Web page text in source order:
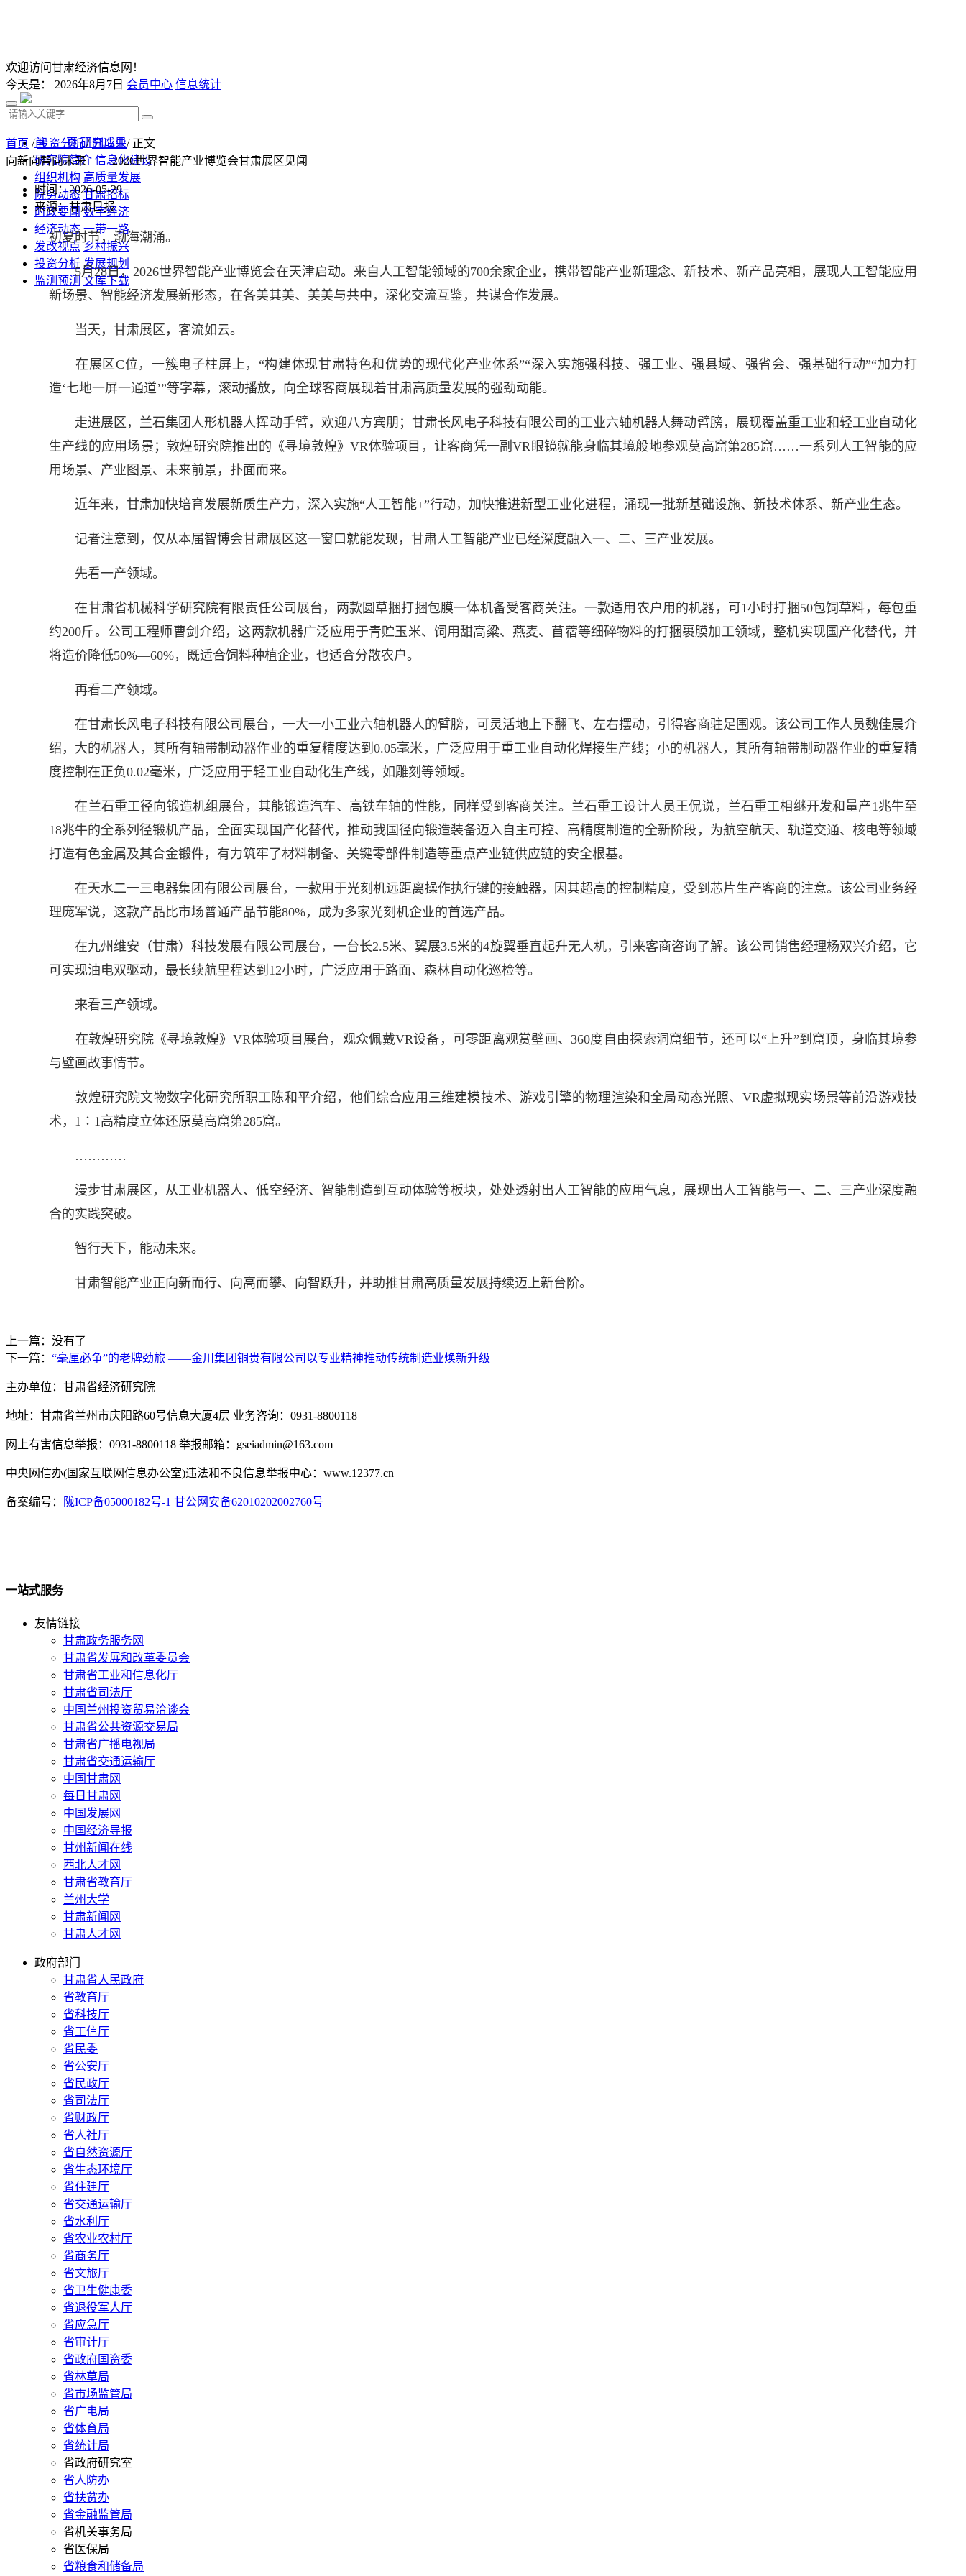
欢迎访问甘肃经济信息网！
今天是： 2026年8月7日 会员中心 信息统计
首 页 研究成果
研究院简介 信息化建设
组织机构 高质量发展
院务动态 甘肃招标
时政要闻 数字经济
经济动态 一带一路
发改视点 乡村振兴
投资分析 发展规划
监测预测 文库下载
首页 /投资分析/制造业/ 正文
向新向智向未来 ——2026世界智能产业博览会甘肃展区见闻
时间：2026-05-29
来源：甘肃日报
初夏时节，渤海潮涌。
5月28日，2026世界智能产业博览会在天津启动。来自人工智能领域的700余家企业，携带智能产业新理念、新技术、新产品亮相，展现人工智能应用
新场景、智能经济发展新形态，在各美其美、美美与共中，深化交流互鉴，共谋合作发展。
当天，甘肃展区，客流如云。
在展区C位，一簇电子柱屏上，“构建体现甘肃特色和优势的现代化产业体系”“深入实施强科技、强工业、强县域、强省会、强基础行动”“加力打
造‘七地一屏一通道’”等字幕，滚动播放，向全球客商展现着甘肃高质量发展的强劲动能。
走进展区，兰石集团人形机器人挥动手臂，欢迎八方宾朋；甘肃长风电子科技有限公司的工业六轴机器人舞动臂膀，展现覆盖重工业和轻工业自动化
生产线的应用场景；敦煌研究院推出的《寻境敦煌》VR体验项目，让客商凭一副VR眼镜就能身临其境般地参观莫高窟第285窟……一系列人工智能的应
用场景、产业图景、未来前景，扑面而来。
近年来，甘肃加快培育发展新质生产力，深入实施“人工智能+”行动，加快推进新型工业化进程，涌现一批新基础设施、新技术体系、新产业生态。
记者注意到，仅从本届智博会甘肃展区这一窗口就能发现，甘肃人工智能产业已经深度融入一、二、三产业发展。
先看一产领域。
在甘肃省机械科学研究院有限责任公司展台，两款圆草捆打捆包膜一体机备受客商关注。一款适用农户用的机器，可1小时打捆50包饲草料，每包重
约200斤。公司工程师曹剑介绍，这两款机器广泛应用于青贮玉米、饲用甜高粱、燕麦、苜蓿等细碎物料的打捆裹膜加工领域，整机实现国产化替代，并
将造价降低50%—60%，既适合饲料种植企业，也适合分散农户。
再看二产领域。
在甘肃长风电子科技有限公司展台，一大一小工业六轴机器人的臂膀，可灵活地上下翻飞、左右摆动，引得客商驻足围观。该公司工作人员魏佳晨介
绍，大的机器人，其所有轴带制动器作业的重复精度达到0.05毫米，广泛应用于重工业自动化焊接生产线；小的机器人，其所有轴带制动器作业的重复精
度控制在正负0.02毫米，广泛应用于轻工业自动化生产线，如雕刻等领域。
在兰石重工径向锻造机组展台，其能锻造汽车、高铁车轴的性能，同样受到客商关注。兰石重工设计人员王侃说，兰石重工相继开发和量产1兆牛至
18兆牛的全系列径锻机产品，全面实现国产化替代，推动我国径向锻造装备迈入自主可控、高精度制造的全新阶段，为航空航天、轨道交通、核电等领域
打造有色金属及其合金锻件，有力筑牢了材料制备、关键零部件制造等重点产业链供应链的安全根基。
在天水二一三电器集团有限公司展台，一款用于光刻机远距离操作执行键的接触器，因其超高的控制精度，受到芯片生产客商的注意。该公司业务经
理庞军说，这款产品比市场普通产品节能80%，成为多家光刻机企业的首选产品。
在九州维安（甘肃）科技发展有限公司展台，一台长2.5米、翼展3.5米的4旋翼垂直起升无人机，引来客商咨询了解。该公司销售经理杨双兴介绍，它
可实现油电双驱动，最长续航里程达到12小时，广泛应用于路面、森林自动化巡检等。
来看三产领域。
在敦煌研究院《寻境敦煌》VR体验项目展台，观众佩戴VR设备，可零距离观赏壁画、360度自由探索洞窟细节，还可以“上升”到窟顶，身临其境参
与壁画故事情节。
敦煌研究院文物数字化研究所职工陈和平介绍，他们综合应用三维建模技术、游戏引擎的物理渲染和全局动态光照、VR虚拟现实场景等前沿游戏技
术，1∶1高精度立体还原莫高窟第285窟。
…………
漫步甘肃展区，从工业机器人、低空经济、智能制造到互动体验等板块，处处透射出人工智能的应用气息，展现出人工智能与一、二、三产业深度融
合的实践突破。
智行天下，能动未来。
甘肃智能产业正向新而行、向高而攀、向智跃升，并助推甘肃高质量发展持续迈上新台阶。
上一篇：没有了
下一篇： “毫厘必争”的老牌劲旅 ——金川集团铜贵有限公司以专业精神推动传统制造业焕新升级
主办单位：甘肃省经济研究院
地址：甘肃省兰州市庆阳路60号信息大厦4层 业务咨询：0931-8800118
网上有害信息举报：0931-8800118 举报邮箱：gseiadmin@163.com
中央网信办(国家互联网信息办公室)违法和不良信息举报中心：www.12377.cn
备案编号： 陇ICP备05000182号-1 甘公网安备62010202002760号
一站式服务
友情链接
甘肃政务服务网
甘肃省发展和改革委员会
甘肃省工业和信息化厅
甘肃省司法厅
中国兰州投资贸易洽谈会
甘肃省公共资源交易局
甘肃省广播电视局
甘肃省交通运输厅
中国甘肃网
每日甘肃网
中国发展网
中国经济导报
甘州新闻在线
西北人才网
甘肃省教育厅
兰州大学
甘肃新闻网
甘肃人才网
政府部门
甘肃省人民政府
省教育厅
省科技厅
省工信厅
省民委
省公安厅
省民政厅
省司法厅
省财政厅
省人社厅
省自然资源厅
省生态环境厅
省住建厅
省交通运输厅
省水利厅
省农业农村厅
省商务厅
省文旅厅
省卫生健康委
省退役军人厅
省应急厅
省审计厅
省政府国资委
省林草局
省市场监管局
省广电局
省体育局
省统计局
省政府研究室
省人防办
省扶贫办
省金融监管局
省机关事务局
省医保局
省粮食和储备局